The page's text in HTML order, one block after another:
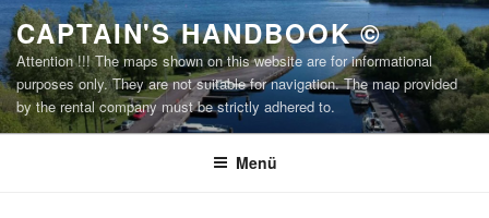
Zum
Inhalt
springen
CAPTAIN'S HANDBOOK ©
Attention !!! The maps shown on this website are for informational
purposes only. They are not suitable for navigation. The map provided
by the rental company must be strictly adhered to.
Menü